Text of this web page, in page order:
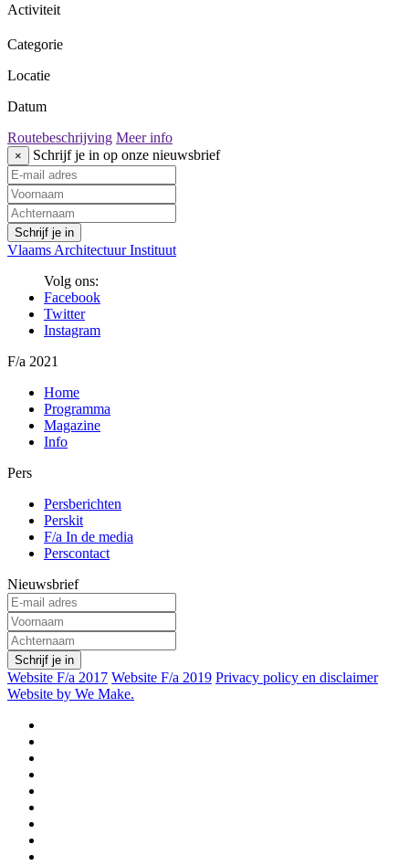
Activiteit
Categorie
Locatie
Datum
Routebeschrijving Meer info
× Schrijf je in op onze nieuwsbrief
Vlaams Architectuur Instituut
Volg ons:
Facebook
Twitter
Instagram
F/a 2021
Home
Programma
Magazine
Info
Pers
Persberichten
Perskit
F/a In de media
Perscontact
Nieuwsbrief
Website F/a 2017 Website F/a 2019 Privacy policy en disclaimer
Website by We Make.